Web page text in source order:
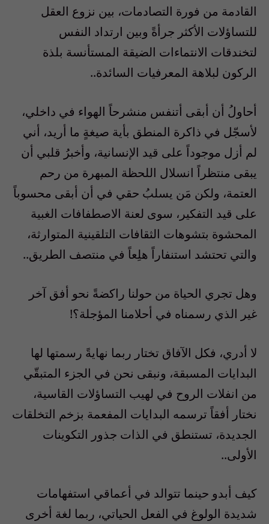
القادمة من فورة التصادمات، بين نزوع العقل
للتساؤلات الأكثر جرأةً وبين ارتداد النفس
لتخندقات الانتماءات الضيقة المستأنسة بلذة
الركون لبلاهة المعرفيات السائدة..
أحاولُ أن أبقى أتنفس منشرحاً الهواء في داخلي،
لأسجّل في ذاكرة المنطق بأية صيغةٍ ما أريد، أني
لم أزل موجوداً على قيد الإنسانية، وأخبرُ قلبي أن
يبقى منتظراً انسلال اللحظة المبهرة من رحم
العتمة، ولكن مَن يسلبُ حقي في أن أبقى محسوباً
على قيد التفكير، سوى لعنة الاصطفافات الغبية
المحشوة بتشوهات الثقافات التلقينية المتوارثة،
والتي تحتشد استنفاراً هلِعاً في منتصف الطريق..
وهل تجري الحياة من حولنا راكضةً نحو أفق آخر
غير الذي رسمناه في أحلامنا المؤجلة؟!
لا أدري، فكل الآفاق تختار ربما نهايةً رسمتها لها
البدايات المسبقة، ونبقى نحن في الجزء المتبقّي
من انفلات الروح في لهيب التساؤلات القاسية،
نختار أفقاً ترسمه البدايات المفعمة بزخم التخلقات
الجديدة، تستنطق في الذات جذور التكوينات
الأولى..
كيف أبدو حينما تتوالد في أعماقي استفهامات
شديدة الولوغ في الفعل الحياتي، ربما لغة أخرى